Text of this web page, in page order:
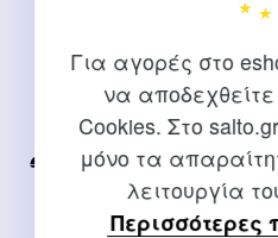
Για αγορές στο
να
Cookies. Στο
μόνο τα
λειτουργία
Περισσότερες
ΕΠΙΚΟΙΝΩΝΊΑ
Για διευκρινίσεις και
Internet
2310 267108
info@salto.gr